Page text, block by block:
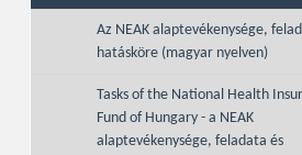
Az NEAK alaptevékenysége,
hatásköre (magyar nyelven)
Tasks of the National Health
Fund of Hungary - a NEAK
alaptevékenysége, feladata és